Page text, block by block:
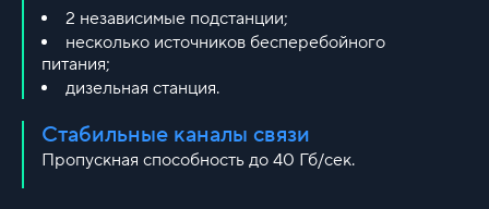
2 независимые подстанции;
несколько источников бесперебойного
питания;
дизельная станция.
Стабильные каналы связи
Пропускная способность до 40 Гб/сек.